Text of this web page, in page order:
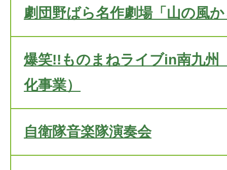
劇団野ばら名作劇場「山の風
爆笑!!ものまねライブin南九州
化事業）
自衛隊音楽隊演奏会